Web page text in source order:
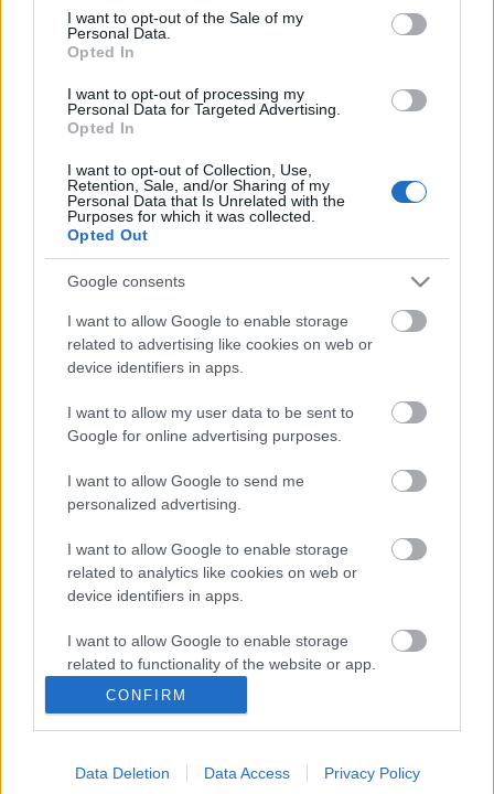
consent section.
I want to opt-out of the Sale of my
Personal Data.
Opted In
I want to opt-out of processing my
Personal Data for Targeted Advertising.
Opted In
I want to opt-out of Collection, Use,
Retention, Sale, and/or Sharing of my
Personal Data that Is Unrelated with the
Purposes for which it was collected.
Opted Out
Google consents
I want to allow Google to enable storage
related to advertising like cookies on web or
device identifiers in apps.
I want to allow my user data to be sent to
Google for online advertising purposes.
I want to allow Google to send me
personalized advertising.
I want to allow Google to enable storage
related to analytics like cookies on web or
device identifiers in apps.
I want to allow Google to enable storage
related to functionality of the website or app.
I want to allow Google to enable storage
related to personalization.
I want to allow Google to enable storage
CONFIRM
Data Deletion Data Access Privacy Policy
Apponyi Sándor levelei kortárs
tudósokhoz az Országos Széchényi
Könyvtár Kézirattárában. 1.
Apponyi Sándor-emlékév. 3. rész
nemzetikonyvtar •2025. május 21.
A könyv- és történelemszeretők itthon és a világon
egyaránt ismerik Apponyi Sándor, a tudós bibiofil, a
nagylelkű mecénás, a múzeumalapító nevét, aki a
nemzeti könyvtárra hagyta mintegy 15.000
dokumentumot tartalmazó teljes bibliotékáját. De a
nagyközönség vajon tudja-e, mi mindent
köszönhetünk…